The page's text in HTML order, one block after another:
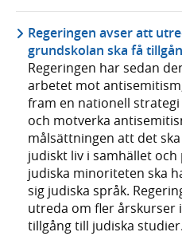
Regeringen avser att
grundskolan ska få
Regeringen har sedan
arbetet mot
fram en nationell
och motverka
målsättningen att det
judiskt liv i samhället
judiska minoriteten ska
sig judiska språk.
utreda om fler årskurser
tillgång till judiska studier.